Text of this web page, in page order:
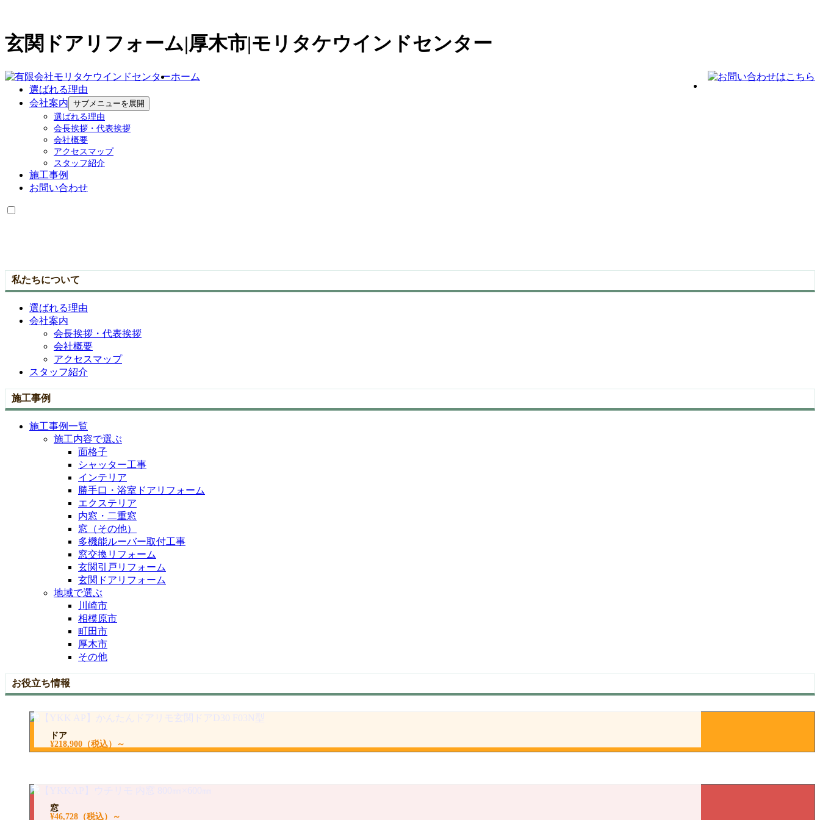
玄関ドアリフォーム|厚木市|モリタケウインドセンター
ホーム
選ばれる理由
会社案内 サブメニューを展開
選ばれる理由
会長挨拶・代表挨拶
会社概要
アクセスマップ
スタッフ紹介
施工事例
お問い合わせ
私たちについて
選ばれる理由
会社案内
会長挨拶・代表挨拶
会社概要
アクセスマップ
スタッフ紹介
施工事例
施工事例一覧
施工内容で選ぶ
面格子
シャッター工事
インテリア
勝手口・浴室ドアリフォーム
エクステリア
内窓・二重窓
窓（その他）
多機能ルーバー取付工事
窓交換リフォーム
玄関引戸リフォーム
玄関ドアリフォーム
地域で選ぶ
川崎市
相模原市
町田市
厚木市
その他
お役立ち情報
ドア
¥218,900（税込）～
窓
¥46,728（税込）～